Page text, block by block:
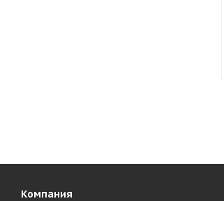
Компания